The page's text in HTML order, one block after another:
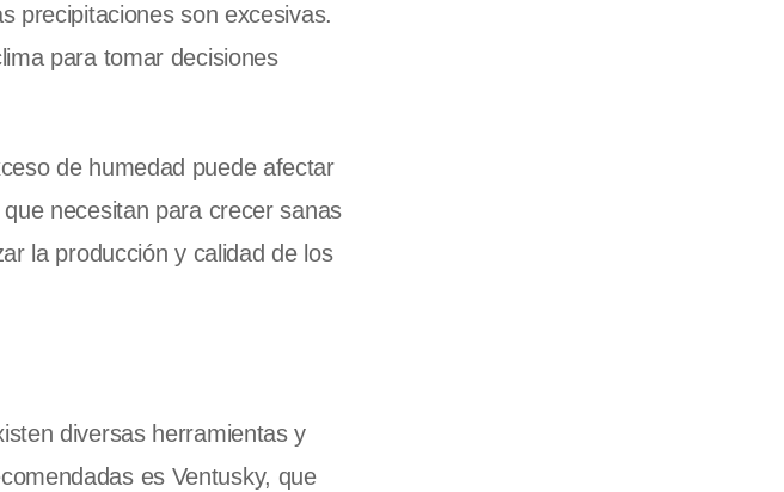
precipitaciones son excesivas.
para tomar decisiones
de humedad puede afectar
necesitan para crecer sanas
la producción y calidad de los
diversas herramientas y
es Ventusky, que